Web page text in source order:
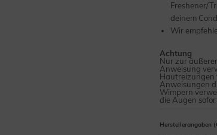
Freshener/
deinem
Wir
Achtung
Nur zur
Anweisung
Hautreizungen
Anweisungen
Wimpern
die Augen
Herstellerangaben